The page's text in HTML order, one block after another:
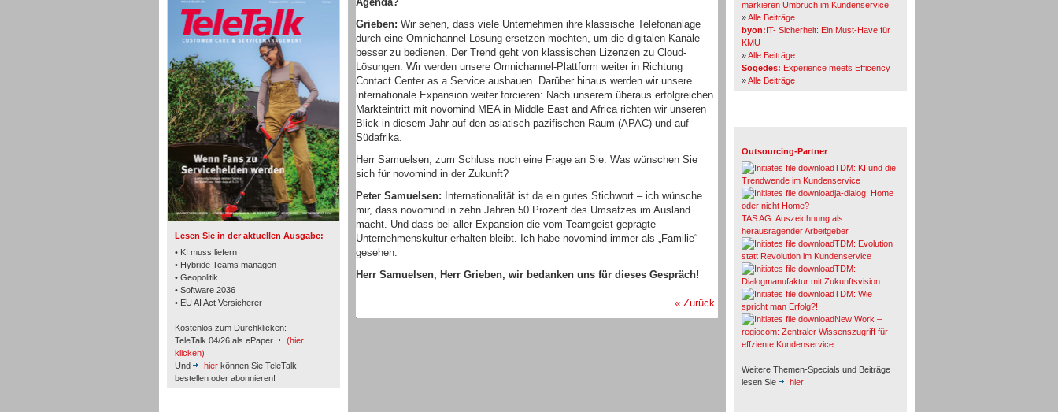
Lesen Sie in der aktuellen Ausgabe:
• KI muss liefern
• Hybride Teams managen
• Geopolitik
• Software 2036
• EU AI Act Versicherer
Kostenlos zum Durchklicken:
TeleTalk 04/26 als ePaper
(hier
klicken)
Und
hier können Sie TeleTalk
bestellen oder abonnieren!
TK- und ACD-Systeme
Workforce-Management
Grieben: Wir sehen, dass viele Unternehmen ihre klassische Telefonanlage
durch eine Omnichannel-Lösung ersetzen möchten, um die digitalen Kanäle
besser zu bedienen. Der Trend geht von klassischen Lizenzen zu Cloud-
Lösungen. Wir werden unsere Omnichannel-Plattform weiter in Richtung
Contact Center as a Service ausbauen. Darüber hinaus werden wir unsere
internationale Expansion weiter forcieren: Nach unserem überaus erfolgreichen
Markteintritt mit novomind MEA in Middle East and Africa richten wir unseren
Blick in diesem Jahr auf den asiatisch-pazifischen Raum (APAC) und auf
Südafrika.
Herr Samuelsen, zum Schluss noch eine Frage an Sie: Was wünschen Sie
sich für novomind in der Zukunft?
Peter Samuelsen: Internationalität ist da ein gutes Stichwort – ich wünsche
mir, dass novomind in zehn Jahren 50 Prozent des Umsatzes im Ausland
macht. Und dass bei aller Expansion die vom Teamgeist geprägte
Unternehmenskultur erhalten bleibt. Ich habe novomind immer als „Familie“
gesehen.
Herr Samuelsen, Herr Grieben, wir bedanken uns für dieses Gespräch!
« Zurück
markieren Umbruch im Kundenservice
»Alle Beiträge
byon:IT- Sicherheit: Ein Must-Have für
KMU
»Alle Beiträge
Sogedes: Experience meets Efficency
»Alle Beiträge
Outsourcing-Partner
TDM: KI und die
Trendwende im Kundenservice
ja-dialog: Home
oder nicht Home?
TAS AG: Auszeichnung als
herausragender Arbeitgeber
TDM: Evolution
statt Revolution im Kundenservice
TDM:
Dialogmanufaktur mit Zukunftsvision
TDM: Wie
spricht man Erfolg?!
New Work –
regiocom: Zentraler Wissenszugriff für
effziente Kundenservice
Weitere Themen-Specials und Beiträge
lesen Sie
hier